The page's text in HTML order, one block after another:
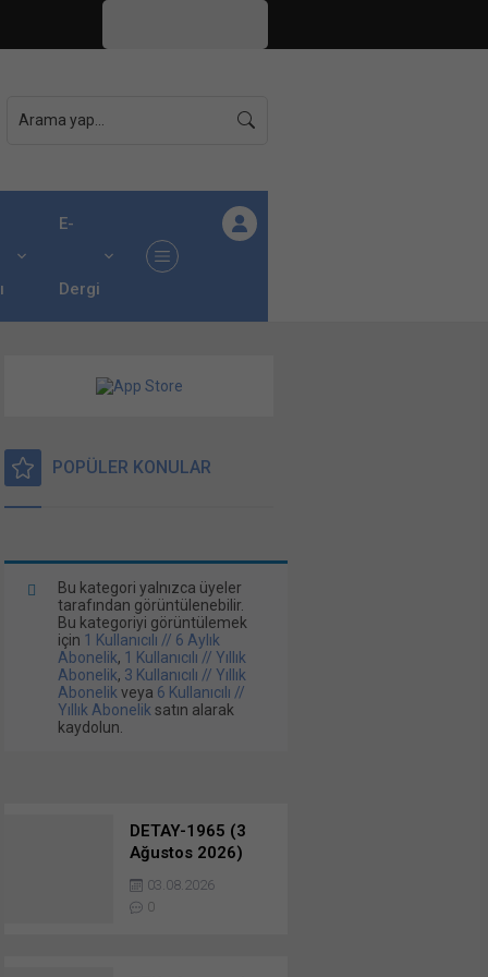
E-
Dergi
POPÜLER KONULAR
Bu kategori yalnızca üyeler
tarafından görüntülenebilir.
Bu kategoriyi görüntülemek
için 1 Kullanıcılı // 6 Aylık
Abonelik, 1 Kullanıcılı // Yıllık
Abonelik, 3 Kullanıcılı // Yıllık
Abonelik veya 6 Kullanıcılı //
Yıllık Abonelik satın alarak
kaydolun.
DETAY-1965 (3
Ağustos 2026)
Komple Tesis
İhaleleri…
03.08.2026
0